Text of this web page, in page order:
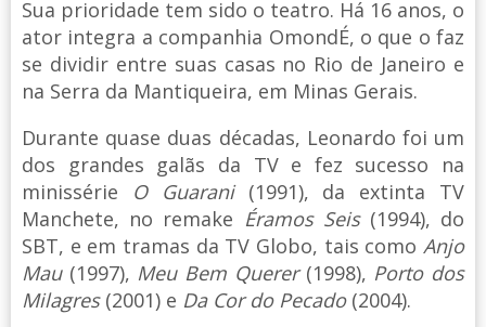
Sua prioridade tem sido o teatro. Há 16 anos, o
ator integra a companhia OmondÉ, o que o faz
se dividir entre suas casas no Rio de Janeiro e
na Serra da Mantiqueira, em Minas Gerais.
Durante quase duas décadas, Leonardo foi um
dos grandes galãs da TV e fez sucesso na
minissérie O Guarani(1991), da extinta TV
Manchete, no remake Éramos Seis(1994), do
SBT, e em tramas da TV Globo, tais como Anjo
Mau(1997), Meu Bem Querer(1998), Porto dos
Milagres(2001) e Da Cor do Pecado(2004).